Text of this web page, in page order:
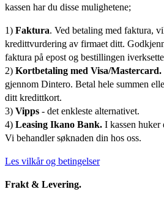
kassen har du disse mulighetene;
1) Faktura. Ved betaling med faktura,
kredittvurdering av firmaet ditt.
faktura på epost og bestillingen
2) Kortbetaling med Visa/Mastercard.
gjennom Dintero. Betal hele summen
ditt kredittkort.
3) Vipps - det enkleste alternativet.
4) Leasing Ikano Bank. I kassen huker
Vi behandler søknaden din hos oss.
Les vilkår og betingelser
Frakt & Levering.